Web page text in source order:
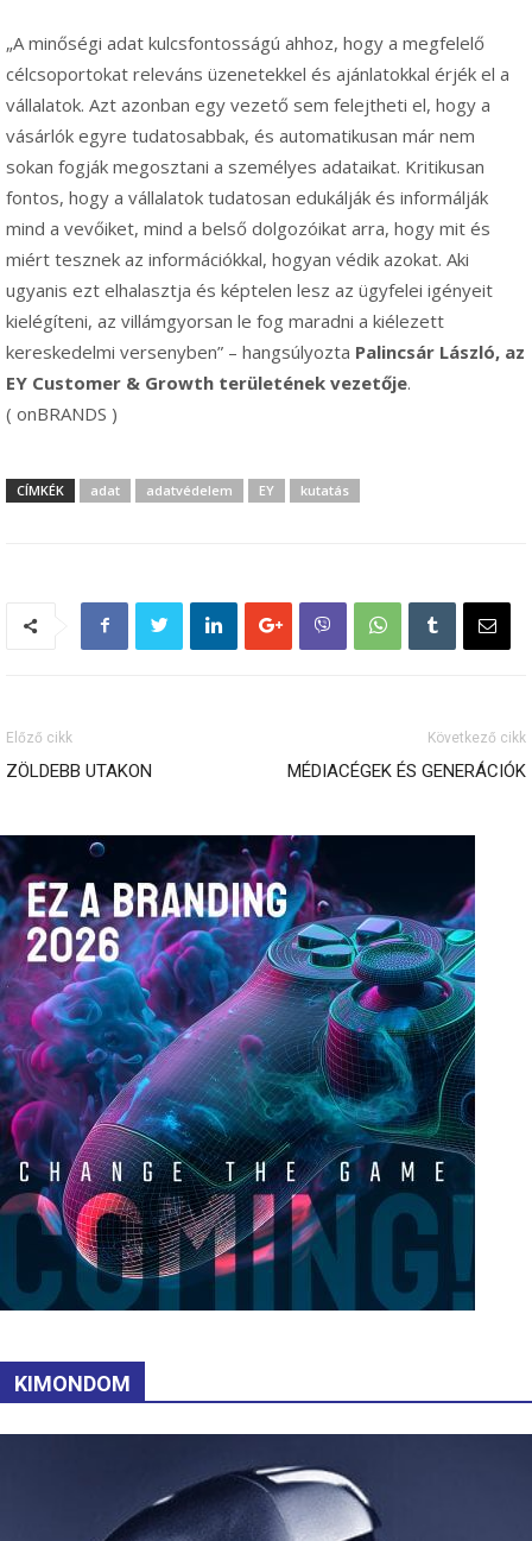
„A minőségi adat kulcsfontosságú ahhoz, hogy a megfelelő
célcsoportokat releváns üzenetekkel és ajánlatokkal érjék el a
vállalatok. Azt azonban egy vezető sem felejtheti el, hogy a
vásárlók egyre tudatosabbak, és automatikusan már nem
sokan fogják megosztani a személyes adataikat. Kritikusan
fontos, hogy a vállalatok tudatosan edukálják és informálják
mind a vevőiket, mind a belső dolgozóikat arra, hogy mit és
miért tesznek az információkkal, hogyan védik azokat. Aki
ugyanis ezt elhalasztja és képtelen lesz az ügyfelei igényeit
kielégíteni, az villámgyorsan le fog maradni a kiélezett
kereskedelmi versenyben” – hangsúlyozta Palincsár László, az
EY Customer & Growth területének vezetője.
( onBRANDS )
CÍMKÉK adat adatvédelem EY kutatás
Előző cikk
ZÖLDEBB UTAKON
Következő cikk
MÉDIACÉGEK ÉS GENERÁCIÓK
KIMONDOM